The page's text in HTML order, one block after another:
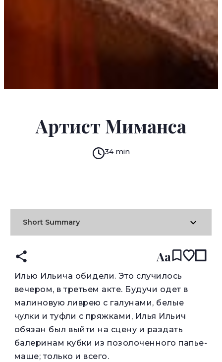
Артист Миманса
34 min
Short Summary
Aa
Илью Ильича обидели. Это случилось
вечером, в третьем акте. Будучи одет в
малиновую ливрею с галунами, белые
чулки и туфли с пряжками, Илья Ильич
обязан был выйти на сцену и раздать
балеринам кубки из позолоченного папье-
маше; только и всего.